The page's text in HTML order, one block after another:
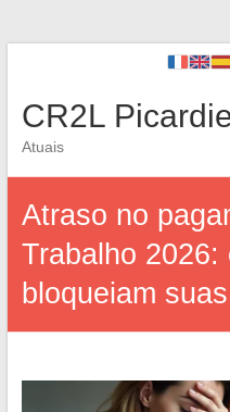
CR2L
Atuais
Atraso no
Trabalho
bloqueiam